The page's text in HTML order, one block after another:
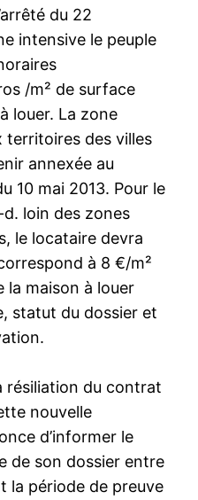
du 22
intensive le peuple
/m² de surface
louer. La zone
territoires des villes
annexée au
10 mai 2013. Pour le
loin des zones
le locataire devra
à 8 €/m²
la maison à louer
statut du dossier et
résiliation du contrat
nouvelle
d’informer le
de son dossier entre
la période de preuve